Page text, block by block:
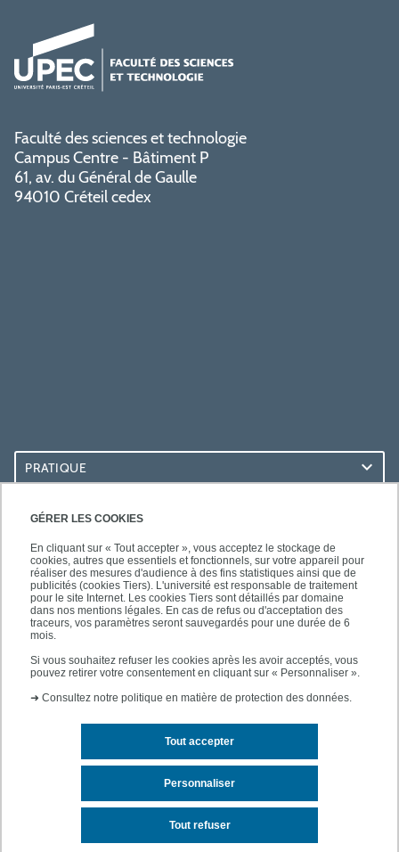
GÉRER LES COOKIES
En cliquant sur « Tout accepter », vous acceptez le stockage de
cookies, autres que essentiels et fonctionnels, sur votre appareil pour
réaliser des mesures d'audience à des fins statistiques ainsi que de
publicités (cookies Tiers). L'université est responsable de traitement
pour le site Internet. Les cookies Tiers sont détaillés par domaine
dans nos mentions légales. En cas de refus ou d'acceptation des
traceurs, vos paramètres seront sauvegardés pour une durée de 6
mois.
Si vous souhaitez refuser les cookies après les avoir acceptés, vous
pouvez retirer votre consentement en cliquant sur « Personnaliser ».
➜ Consultez notre politique en matière de protection des données.
Tout accepter
Tout refuser
Personnaliser
Faculté des sciences et technologie
Campus Centre - Bâtiment P
61, av. du Général de Gaulle
94010 Créteil cedex
PRATIQUE
ACCÈS RAPIDES
SUIVEZ-NOUS
Mentions légales
Plan d'accès Plan du site